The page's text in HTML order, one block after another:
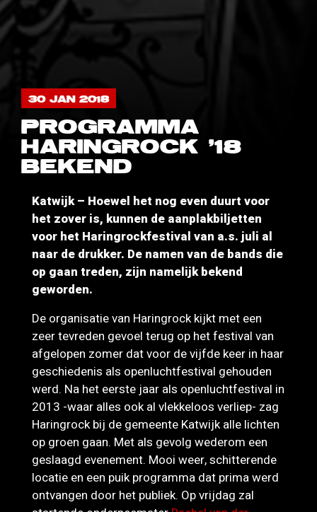
30 JAN 2018
PROGRAMMA
HARINGROCK '18
BEKEND
Katwijk – Hoewel het nog even duurt voor
het zover is, kunnen de aanplakbiljetten
voor het Haringrockfestival van a.s. juli al
naar de drukker. De namen van de bands die
op gaan treden, zijn namelijk bekend
geworden.
De organisatie van Haringrock kijkt met een
zeer tevreden gevoel terug op het festival van
afgelopen zomer dat voor de vijfde keer in haar
geschiedenis als openluchtfestival gehouden
werd. Na het eerste jaar als openluchtfestival in
2013 -waar alles ook al vlekkeloos verliep- zag
Haringrock bij de gemeente Katwijk alle lichten
op groen gaan. Met als gevolg wederom een
geslaagd evenement. Mooi weer, schitterende
locatie en een puik programma dat prima werd
ontvangen door het publiek. Op vrijdag zal